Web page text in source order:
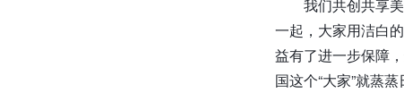
我们共创共享
一起，大家用洁白
益有了进一步保障
国这个“大家”就蒸蒸